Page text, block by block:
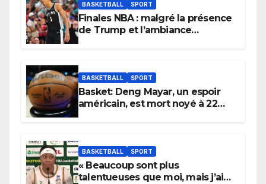
BASKETBALL SPORT
Finales NBA : malgré la présence
de Trump et l’ambiance
BASKETBALL SPORT
Basket: Deng Mayar, un espoir
américain, est mort noyé à 22
BASKETBALL SPORT
« Beaucoup sont plus
talentueuses que moi, mais j’ai